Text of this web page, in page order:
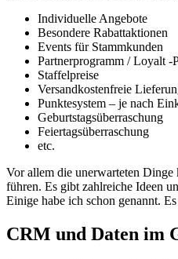
Individuelle Angebote
Besondere Rabattaktionen
Events für Stammkunden
Partnerprogramm / Loyalt -
Staffelpreise
Versandkostenfreie
Punktesystem – je nach
Geburtstagsüberraschung
Feiertagsüberraschung
etc.
Vor allem die unerwarteten
führen. Es gibt zahlreiche Ideen
Einige habe ich schon genannt.
CRM und Daten im